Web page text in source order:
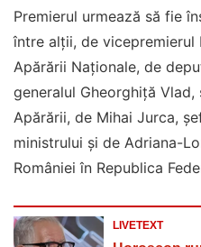
Premierul urmează să fie
între alţii, de vicepremierul
Apărării Naţionale, de
generalul Gheorghiţă
Apărării, de Mihai Jurca,
ministrului şi de Adriana-
României în Republica
LIVETEXT